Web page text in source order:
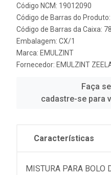
Código NCM: 19012090
Código de Barras do
Código de Barras da Caixa:
Embalagem: CX/1
Marca: EMULZINT
Fornecedor: EMULZINT
Faça
cadastre-se para
Características
MISTURA PARA BOLO